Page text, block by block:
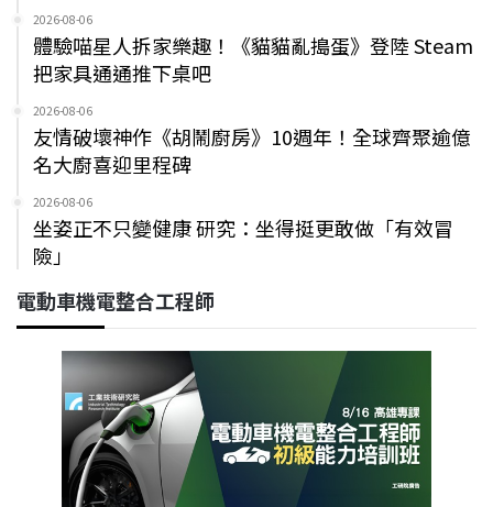
2026-08-06
體驗喵星人拆家樂趣！《貓貓亂搗蛋》登陸 Steam
把家具通通推下桌吧
2026-08-06
友情破壞神作《胡鬧廚房》10週年！全球齊聚逾億
名大廚喜迎里程碑
2026-08-06
坐姿正不只變健康 研究：坐得挺更敢做「有效冒
險」
電動車機電整合工程師